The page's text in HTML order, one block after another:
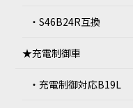
・S46B24R互換
★充電制御車
・充電制御対応B19L